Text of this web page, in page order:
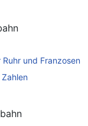
Ruhr und Franzosen